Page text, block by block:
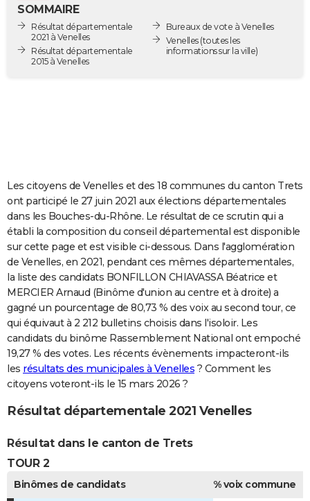
Destinations
City break
Voyage nature
Voyage de noces
Forum
Climat
GUIDES D'ACHAT
COPAINS D'AVANT
S'inscrire
Se connecter
Lycées
Collèges
Primaires
Universités
Entreprises
Service militaire
Avis de recherche
AVIS DE DÉCÈS
FORUM
Bricolage
Lifestyle
Culture
Sport
Auto
Television
Voyage
Cinema
SOMMAIRE
Résultat départementale
2021 à Venelles
Résultat départementale
2015 à Venelles
Bureaux de vote à Venelles
Venelles(toutes les
informations sur la ville)
Les citoyens de Venelles et des 18 communes du canton Trets
ont participé le 27 juin 2021 aux élections départementales
dans les Bouches-du-Rhône. Le résultat de ce scrutin qui a
établi la composition du conseil départemental est disponible
sur cette page et est visible ci-dessous. Dans l'agglomération
de Venelles, en 2021, pendant ces mêmes départementales,
la liste des candidats BONFILLON CHIAVASSA Béatrice et
MERCIER Arnaud (Binôme d'union au centre et à droite) a
gagné un pourcentage de 80,73 % des voix au second tour, ce
qui équivaut à 2 212 bulletins choisis dans l'isoloir. Les
candidats du binôme Rassemblement National ont empoché
19,27 % des votes. Les récents évènements impacteront-ils
les résultats des municipales à Venelles ? Comment les
citoyens voteront-ils le 15 mars 2026 ?
Résultat départementale 2021 Venelles
Résultat dans le canton de Trets
TOUR 2
Binômes de candidats
% voix commune